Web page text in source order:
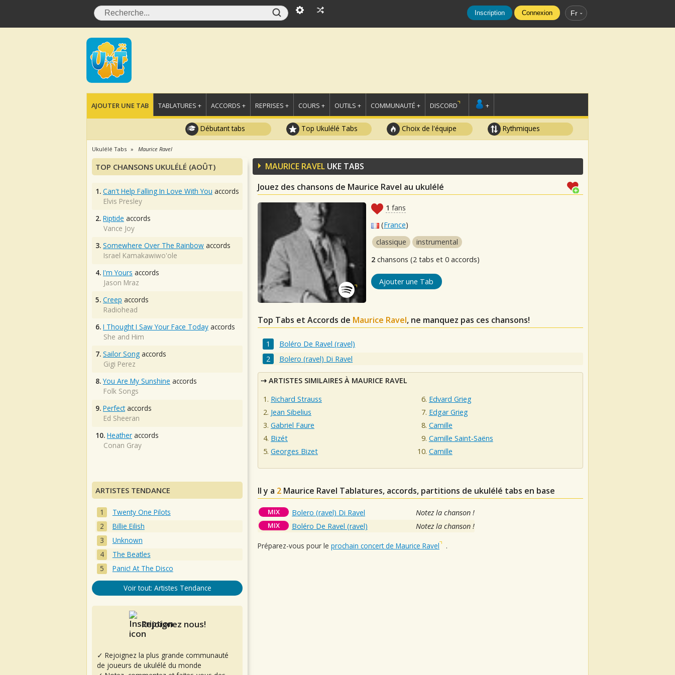
Inscription Connexion Fr
AJOUTER UNE TAB TABLATURES + ACCORDS + REPRISES + COURS + OUTILS + COMMUNAUTÉ + DISCORD +
Débutant tabs Top Ukulélé Tabs Choix de l'équipe Rythmiques
Ukulélé Tabs Maurice Ravel
MAURICE RAVEL UKE TABS
Jouez des chansons de Maurice Ravel au ukulélé
1 fans
(France)
classique
instrumental
2 chansons (2 tabs et 0 accords)
Ajouter une Tab
Top Tabs et Accords de Maurice Ravel, ne manquez pas ces chansons!
Boléro De Ravel (ravel)
Bolero (ravel) Di Ravel
ARTISTES SIMILAIRES À MAURICE RAVEL
Richard Strauss
Jean Sibelius
Gabriel Faure
Bizét
Georges Bizet
Edvard Grieg
Edgar Grieg
Camille
Camille Saint‐Saëns
Camille
Il y a 2 Maurice Ravel Tablatures, accords, partitions de ukulélé tabs en base
MIX Bolero (ravel) Di Ravel Notez la chanson !
MIX Boléro De Ravel (ravel) Notez la chanson !
Préparez-vous pour le prochain concert de Maurice Ravel .
TOP CHANSONS UKULÉLÉ (AOÛT)
1. Can't Help Falling In Love With You accords
Elvis Presley
2. Riptide accords
Vance Joy
3. Somewhere Over The Rainbow accords
Israel Kamakawiwo'ole
4. I'm Yours accords
Jason Mraz
5. Creep accords
Radiohead
6. I Thought I Saw Your Face Today accords
She and Him
7. Sailor Song accords
Gigi Perez
8. You Are My Sunshine accords
Folk Songs
9. Perfectaccords
Ed Sheeran
10. Heather accords
Conan Gray
ARTISTES TENDANCE
Twenty One Pilots
Billie Eilish
Unknown
The Beatles
Panic! At The Disco
Voir tout: Artistes Tendance
Rejoignez nous!
✓ Rejoignez la plus grande communauté
de joueurs de ukulélé du monde